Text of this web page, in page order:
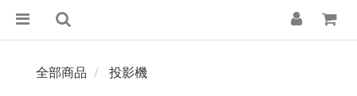
全部商品 投影機